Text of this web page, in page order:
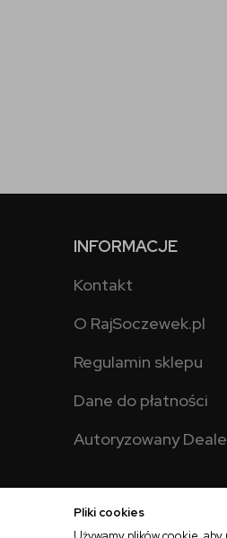
Pliki cookies
INFORMACJE
Kontakt
O RajSoczewek.pl
Regulamin sklepu
Dane do płatności
Autoryzowany